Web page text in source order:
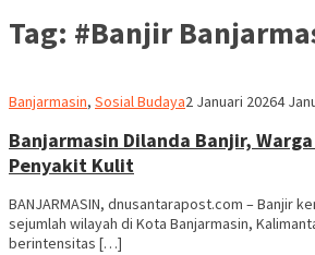
Tag: #Banjir
Banjarmasin, Sosial BudayaRedaksi
2 Januari 20264
Banjarmasin Dilanda Banjir,
Penyakit Kulit
BANJARMASIN, dnusantarapost.com – Banjir
sejumlah wilayah di Kota Banjarmasin,
berintensitas […]